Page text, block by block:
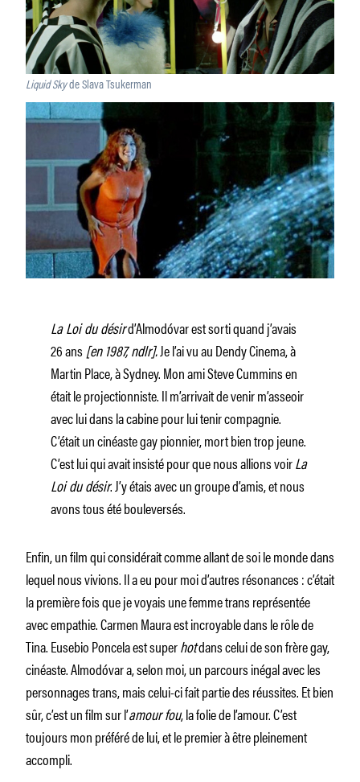
Liquid Skyde Slava Tsukerman
La Loi du désird’Almodóvar est sorti quand j’avais
26 ans[en 1987, ndlr].Je l’ai vu au Dendy Cinema, à
Martin Place, à Sydney. Mon ami Steve Cummins en
était le projectionniste. Il m’arrivait de venir m’asseoir
avec lui dans la cabine pour lui tenir compagnie.
C’était un cinéaste gay pionnier, mort bien trop jeune.
C’est lui qui avait insisté pour que nous allions voirLa
Loi du désir. J’y étais avec un groupe d’amis, et nous
avons tous été bouleversés.
Enfin, un film qui considérait comme allant de soi le monde dans
lequel nous vivions. Il a eu pour moi d’autres résonances : c’était
la première fois que je voyais une femme trans représentée
avec empathie. Carmen Maura est incroyable dans le rôle de
Tina. Eusebio Poncela est superhotdans celui de son frère gay,
cinéaste. Almodóvar a, selon moi, un parcours inégal avec les
personnages trans, mais celui-ci fait partie des réussites. Et bien
sûr, c’est un film sur l’amour fou, la folie de l’amour. C’est
toujours mon préféré de lui, et le premier à être pleinement
accompli.